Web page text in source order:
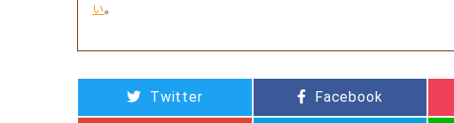
い。
Twitter Facebook